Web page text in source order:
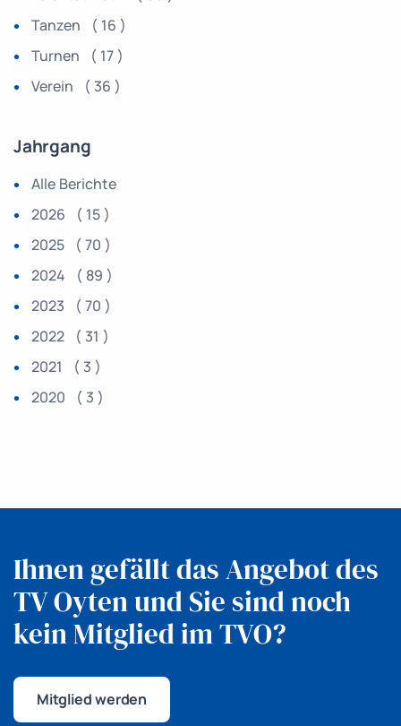
Tanzen ( 16 )
Turnen ( 17 )
Verein ( 36 )
Jahrgang
Alle Berichte
2026 ( 15 )
2025 ( 70 )
2024 ( 89 )
2023 ( 70 )
2022 ( 31 )
2021 ( 3 )
2020 ( 3 )
Ihnen gefällt das Angebot des
TV Oytenund Sie sind noch
kein Mitglied im TVO?
Mitglied werden